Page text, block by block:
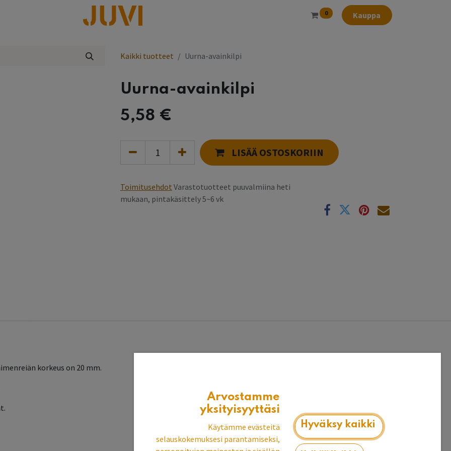
0 Kauppa
Kaikki tuotteet Uurna-avainkilpi
Uurna-avainkilpi
5,58 €
LISÄÄ OSTOSKORIIN
Toimitusehdot Varastotuotteet puuvalmiina heti
mukaan, pintakäsittely 5~6 vk
korkeus on 20 mm.
Arvostamme
yksityisyyttäsi
Käytämme evästeitä
selauskokemuksesi parantamiseksi,
Hyväksy kaikki